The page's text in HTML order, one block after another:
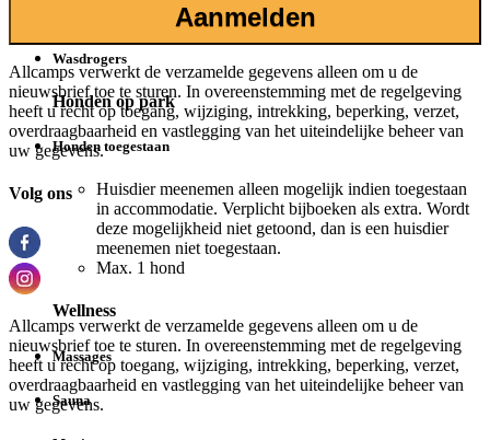
Wasdrogers
Honden op park
Honden toegestaan
Huisdier meenemen alleen mogelijk indien toegestaan
in accommodatie. Verplicht bijboeken als extra. Wordt
deze mogelijkheid niet getoond, dan is een huisdier
meenemen niet toegestaan.
Max. 1 hond
Wellness
Massages
Sauna
Aanmelden
Allcamps verwerkt de verzamelde gegevens alleen om u de
nieuwsbrief toe te sturen. In overeenstemming met de regelgeving
heeft u recht op toegang, wijziging, intrekking, beperking, verzet,
overdraagbaarheid en vastlegging van het uiteindelijke beheer van
uw gegevens.
Volg ons
Allcamps verwerkt de verzamelde gegevens alleen om u de
nieuwsbrief toe te sturen. In overeenstemming met de regelgeving
heeft u recht op toegang, wijziging, intrekking, beperking, verzet,
overdraagbaarheid en vastlegging van het uiteindelijke beheer van
uw gegevens.